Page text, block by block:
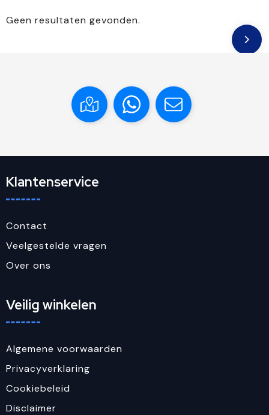
Geen resultaten gevonden.
Klantenservice
Contact
Veelgestelde vragen
Over ons
Veilig winkelen
Algemene voorwaarden
Privacyverklaring
Cookiebeleid
Disclaimer